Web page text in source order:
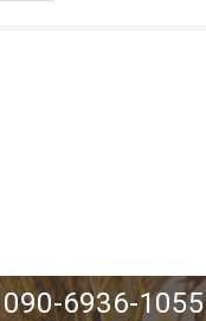
090-6936-1055